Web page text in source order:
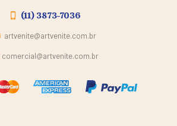
(11) 3873-7036
artvenite@artvenite.com.br
comercial@artvenite.com.br